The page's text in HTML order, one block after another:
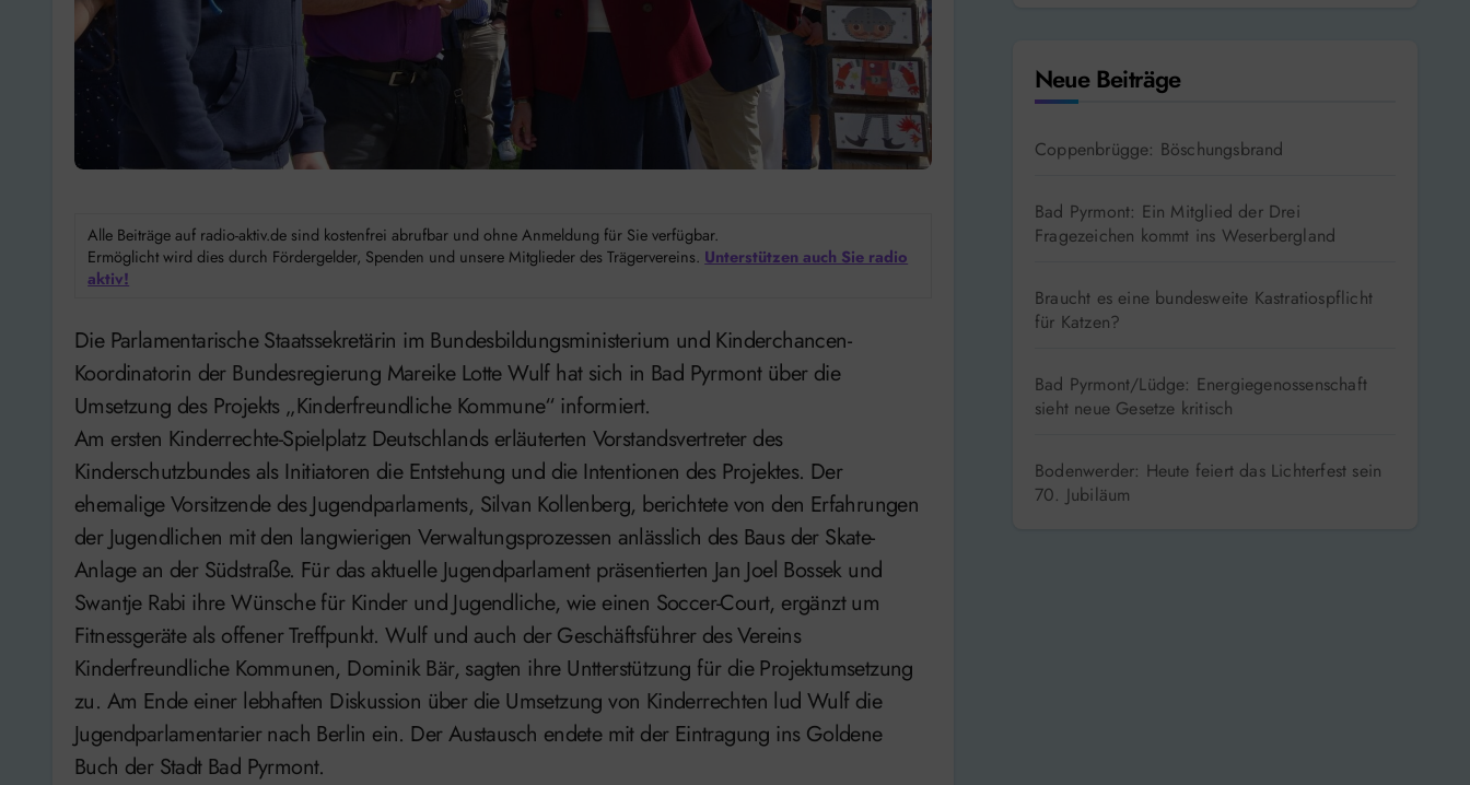
Alle Beiträge auf radio-aktiv.de sind kostenfrei abrufbar und ohne Anmeldung für Sie verfügbar.
Ermöglicht wird dies durch Fördergelder, Spenden und unsere Mitglieder des Trägervereins. Unterstützen auch Sie radio
aktiv!
Die Parlamentarische Staatssekretärin im Bundesbildungsministerium und Kinderchancen-
Koordinatorin der Bundesregierung Mareike Lotte Wulf hat sich in Bad Pyrmont über die
Umsetzung des Projekts „Kinderfreundliche Kommune“ informiert.
Am ersten Kinderrechte-Spielplatz Deutschlands erläuterten Vorstandsvertreter des
Kinderschutzbundes als Initiatoren die Entstehung und die Intentionen des Projektes. Der
ehemalige Vorsitzende des Jugendparlaments, Silvan Kollenberg, berichtete von den Erfahrungen
der Jugendlichen mit den langwierigen Verwaltungsprozessen anlässlich des Baus der Skate-
Anlage an der Südstraße. Für das aktuelle Jugendparlament präsentierten Jan Joel Bossek und
Swantje Rabi ihre Wünsche für Kinder und Jugendliche, wie einen Soccer-Court, ergänzt um
Fitnessgeräte als offener Treffpunkt. Wulf und auch der Geschäftsführer des Vereins
Kinderfreundliche Kommunen, Dominik Bär, sagten ihre Untterstützung für die Projektumsetzung
zu. Am Ende einer lebhaften Diskussion über die Umsetzung von Kinderrechten lud Wulf die
Jugendparlamentarier nach Berlin ein. Der Austausch endete mit der Eintragung ins Goldene
Buch der Stadt Bad Pyrmont.
Neue Beiträge
Coppenbrügge: Böschungsbrand
Bad Pyrmont: Ein Mitglied der Drei
Fragezeichen kommt ins Weserbergland
Braucht es eine bundesweite Kastratiospflicht
für Katzen?
Bad Pyrmont/Lüdge: Energiegenossenschaft
sieht neue Gesetze kritisch
Bodenwerder: Heute feiert das Lichterfest sein
70. Jubiläum